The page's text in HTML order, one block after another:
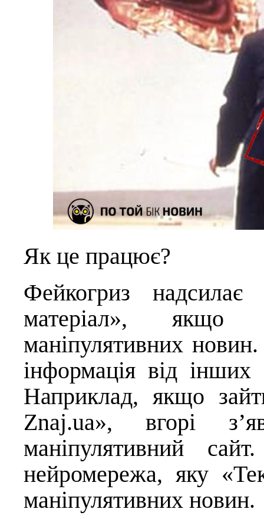
Як це працює?
Фейкогриз надсилає
матеріал», якщо
маніпулятивних
інформація від інших
Наприклад, якщо
Znaj.ua», вгорі
маніпулятивний
нейромережа, яку
маніпулятивних новин.